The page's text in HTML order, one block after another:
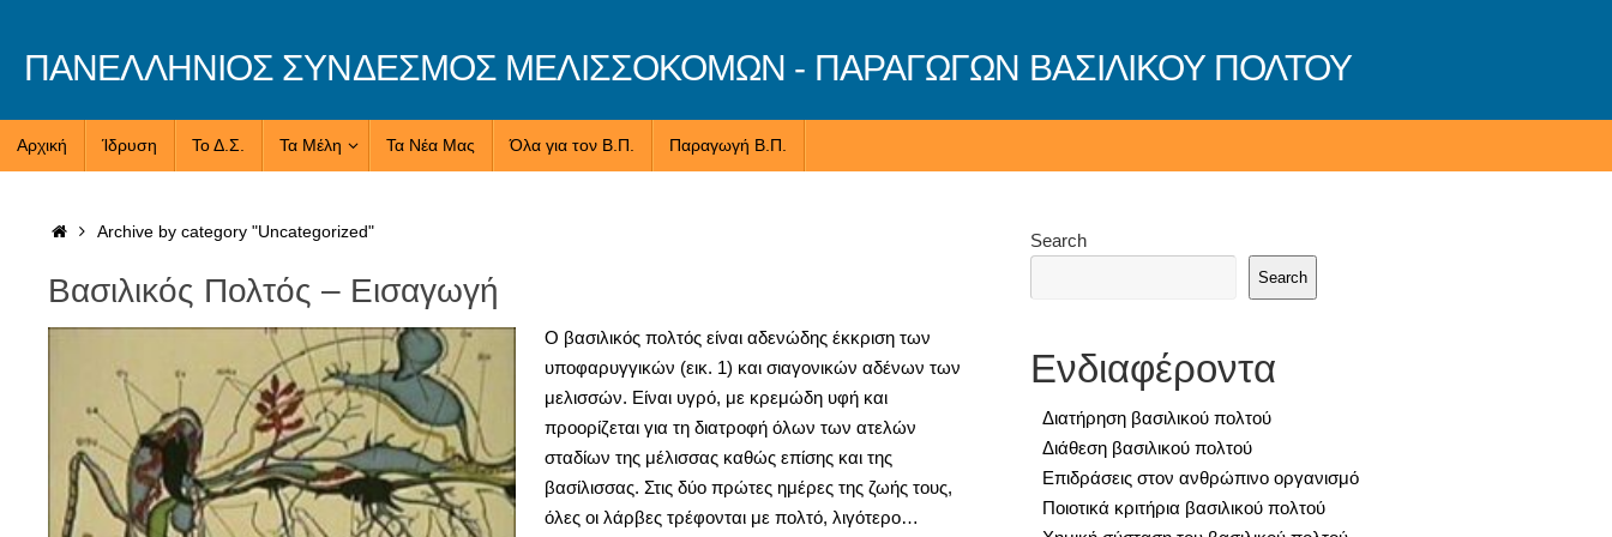
contentΠΑΝΕΛΛΗΝΙΟΣ ΣΥΝΔΕΣΜΟΣ ΜΕΛΙΣΣΟΚΟΜΩΝ - ΠΑΡΑΓΩΓΩΝ ΒΑΣΙΛΙΚΟΥ ΠΟΛΤΟΥ
Αρχική Ίδρυση Το Δ.Σ. Τα Μέλη Τα Νέα Μας Όλα για τον Β.Π. Παραγωγή Β.Π.
HomeArchive by category "Uncategorized"
Βασιλικός Πολτός – Εισαγωγή
Ο βασιλικός πολτός είναι αδενώδης έκκριση των
υποφαρυγγικών (εικ. 1) και σιαγονικών αδένων των
μελισσών. Είναι υγρό, με κρεμώδη υφή και
προορίζεται για τη διατροφή όλων των ατελών
σταδίων της μέλισσας καθώς επίσης και της
βασίλισσας. Στις δύο πρώτες ημέρες της ζωής τους,
όλες οι λάρβες τρέφονται με πολτό, λιγότερο…
Search
Search
Ενδιαφέροντα
Διατήρηση βασιλικού πολτού
Διάθεση βασιλικού πολτού
Επιδράσεις στον ανθρώπινο οργανισμό
Ποιοτικά κριτήρια βασιλικού πολτού